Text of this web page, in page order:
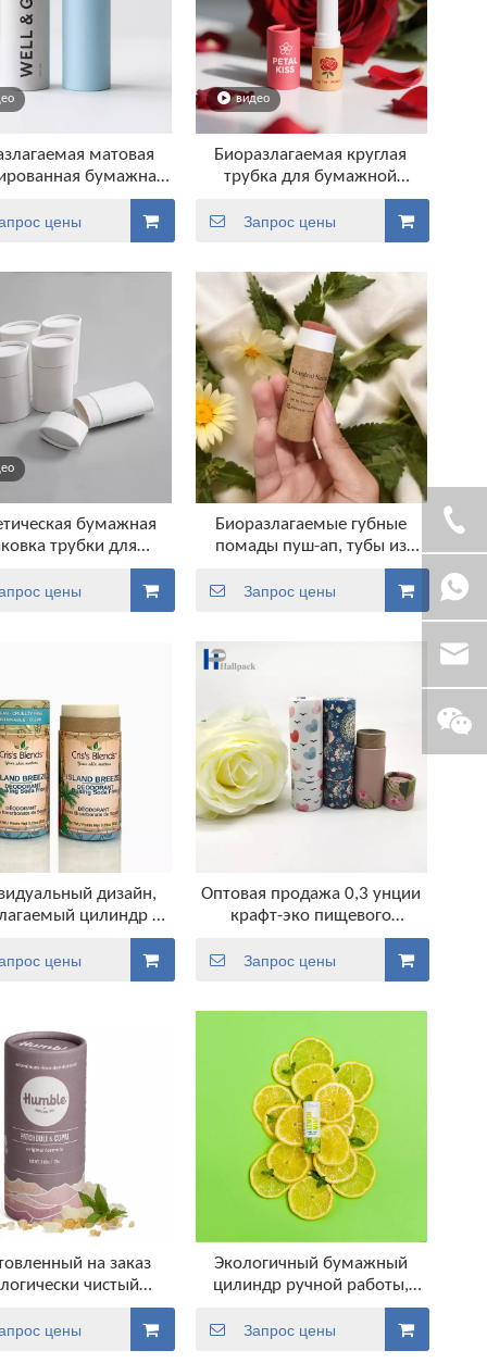
матовая
бумажная
цены
видео
Биоразлагаемая круглая
трубка для бумажной
трубки с настраиваемой
упаковкой Tivel Up Tube
Запрос цены
бумажная
трубки для
дезодорант
цены
Биоразлагаемые губные
помады пуш-ап, тубы из
косметический картонный
контейнер, бальзам для губ,
Запрос цены
дизайн,
цилиндр из
картона, контейнер
карандаша,
бумага,
цены
Оптовая продажа 0,3 унции
крафт-эко пищевого
картона, круглая крафт-
бумага, бальзам для губ,
упаковка для поделок и
Запрос цены
на заказ
чистый
для губ, не
пластика,
цены
Экологичный бумажный
цилиндр ручной работы,
биоразлагаемый тюбик,
упаковка, бумажный тюбик с
эффектом пуш-ап для
Запрос цены